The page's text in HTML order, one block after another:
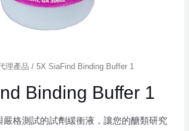
理產品 / 5X SiaFind Binding Buffer 1
Binding Buffer 1
嚴格測試的試劑緩衝液，讓您的醣類研究